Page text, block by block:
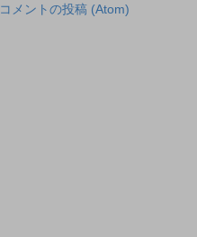
コメントの投稿 (Atom)